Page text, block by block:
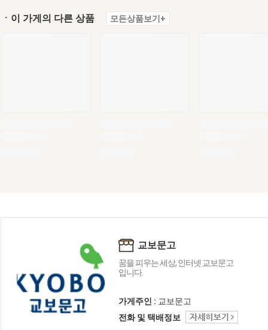
ㆍ이 가게의 다른 상품 모든상품보기+
교보문고
꿈을 피우는 세상, 인터넷 교보문고
입니다.
가게주인 : 교보문고
전화 및 택배정보